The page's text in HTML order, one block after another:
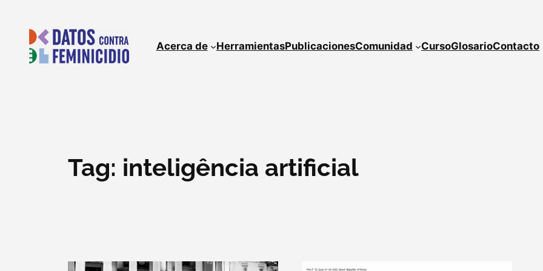
conteúdo
Acerca de HerramientasPublicacionesComunidad CursoGlosarioContacto
Tag: inteligência artificial